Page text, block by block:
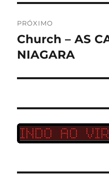
PRÓXIMO
Próximo
post:
Church – AS
NIAGARA